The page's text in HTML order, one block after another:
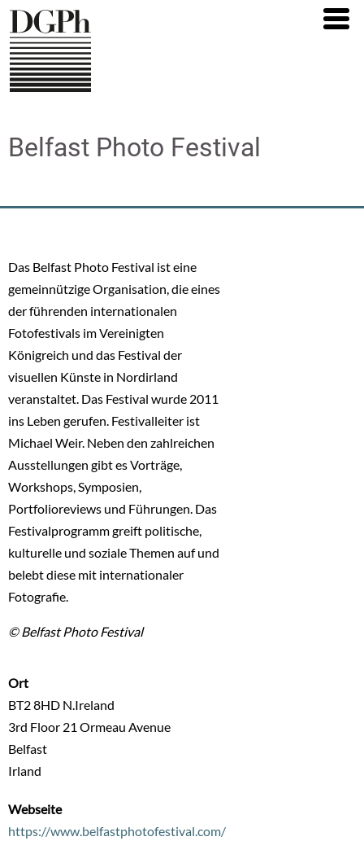
Direkt
zum
Inhalt
Belfast Photo Festival
Das Belfast Photo Festival ist eine
gemeinnützige Organisation, die eines
der führenden internationalen
Fotofestivals im Vereinigten
Königreich und das Festival der
visuellen Künste in Nordirland
veranstaltet. Das Festival wurde 2011
ins Leben gerufen. Festivalleiter ist
Michael Weir. Neben den zahlreichen
Ausstellungen gibt es Vorträge,
Workshops, Symposien,
Portfolioreviews und Führungen. Das
Festivalprogramm greift politische,
kulturelle und soziale Themen auf und
belebt diese mit internationaler
Fotografie.
© Belfast Photo Festival
Ort
BT2 8HD N.Ireland
3rd Floor 21 Ormeau Avenue
Belfast
Irland
Webseite
https://www.belfastphotofestival.com/